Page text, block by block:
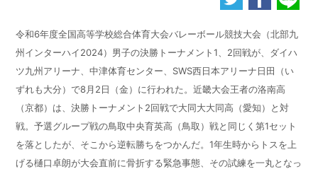
令和6年度全国高等学校総合体育大会バレーボール競技大会（北部九
州インターハイ2024）男子の決勝トーナメント1、2回戦が、ダイハ
ツ九州アリーナ、中津体育センター、SWS西日本アリーナ日田（い
ずれも大分）で8月2日（金）に行われた。近畿大会王者の洛南高
（京都）は、決勝トーナメント2回戦で大同大大同高（愛知）と対
戦。予選グループ戦の鳥取中央育英高（鳥取）戦と同じく第1セット
を落としたが、そこから逆転勝ちをつかんだ。1年生時からトスを上
げる樋口卓朗が大会直前に骨折する緊急事態、その試練を一丸となっ